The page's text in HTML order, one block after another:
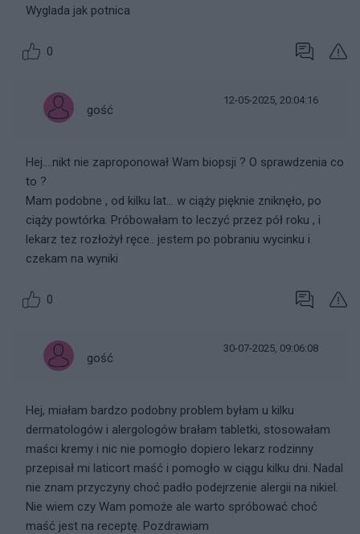
Wyglada jak potnica
0
gość
12-05-2025, 20:04:16
Hej....nikt nie zaproponował Wam biopsji ? O sprawdzenia co
to ?
Mam podobne , od kilku lat... w ciąży pięknie zniknęło, po
ciąży powtórka. Próbowałam to leczyć przez pół roku , i
lekarz tez rozłożył ręce.. jestem po pobraniu wycinku i
czekam na wyniki
0
gość
30-07-2025, 09:06:08
Hej, miałam bardzo podobny problem byłam u kilku
dermatologów i alergologów brałam tabletki, stosowałam
maści kremy i nic nie pomogło dopiero lekarz rodzinny
przepisał mi laticort maść i pomogło w ciągu kilku dni. Nadal
nie znam przyczyny choć padło podejrzenie alergii na nikiel.
Nie wiem czy Wam pomoże ale warto spróbować choć
maść jest na receptę. Pozdrawiam